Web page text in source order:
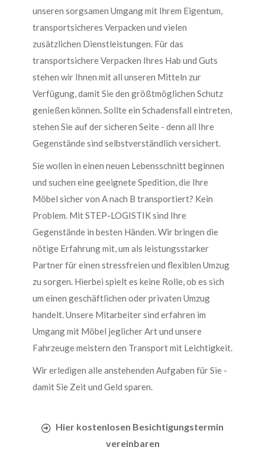
unseren sorgsamen Umgang mit Ihrem Eigentum,
transportsicheres Verpacken und vielen
zusätzlichen Dienstleistungen. Für das
transportsichere Verpacken Ihres Hab und Guts
stehen wir Ihnen mit all unseren Mitteln zur
Verfügung, damit Sie den größtmöglichen Schutz
genießen können. Sollte ein Schadensfall eintreten,
stehen Sie auf der sicheren Seite - denn all Ihre
Gegenstände sind selbstverständlich versichert.
Sie wollen in einen neuen Lebensschnitt beginnen
und suchen eine geeignete Spedition, die Ihre
Möbel sicher von A nach B transportiert? Kein
Problem. Mit STEP-LOGISTIK sind Ihre
Gegenstände in besten Händen. Wir bringen die
nötige Erfahrung mit, um als leistungsstarker
Partner für einen stressfreien und flexiblen Umzug
zu sorgen. Hierbei spielt es keine Rolle, ob es sich
um einen geschäftlichen oder privaten Umzug
handelt. Unsere Mitarbeiter sind erfahren im
Umgang mit Möbel jeglicher Art und unsere
Fahrzeuge meistern den Transport mit Leichtigkeit.
Wir erledigen alle anstehenden Aufgaben für Sie -
damit Sie Zeit und Geld sparen.
Hier kostenlosen Besichtigungstermin
vereinbaren